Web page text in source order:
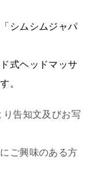
シムシムジャパ
式ヘッドマッサ
。
告知文及びお写
ご興味のある方